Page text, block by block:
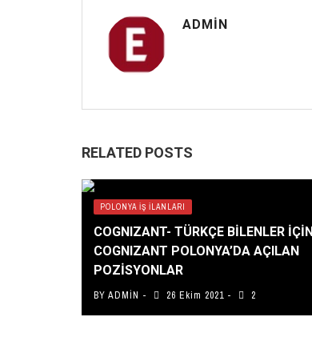
ADMIN
RELATED POSTS
POLONYA İŞ İLANLARI
COGNIZANT- TÜRKÇE BİLENLER İÇİN
COGNIZANT POLONYA’DA AÇILAN
POZİSYONLAR
BY ADMIN 26 Ekim 2021 2